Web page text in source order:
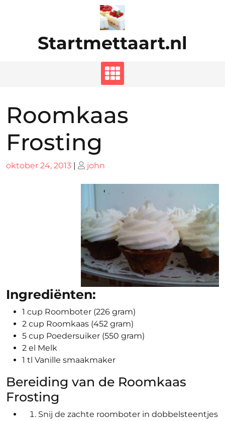
Startmettaart.nl
Roomkaas
Frosting
Geplaatst
oktober 24, 2013 | Geplaatst
john
Ingrediënten:
1 cup Roomboter (226 gram)
2 cup Roomkaas (452 gram)
5 cup Poedersuiker (550 gram)
2 el Melk
1 tl Vanille smaakmaker
Bereiding van de Roomkaas
Frosting
Snij de zachte roomboter in dobbelsteentjes